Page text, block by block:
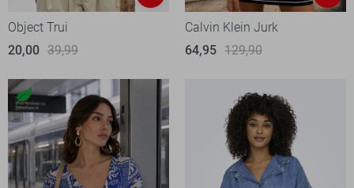
Object Trui
20,00 39,99
Calvin Klein Jurk
64,95 129,90